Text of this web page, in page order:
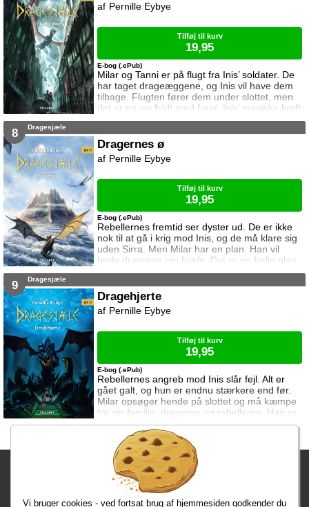
Milar og Tanni er på flugt fra Inis’ soldater. De
har taget drageæggene, og Inis vil have dem
tilbage. Flugten fører dem under slottet, men
det er en vej fyldt med farer. Inis’ magiske kraft
kan koste dem livet, og én må ofre alt.
E-bog (.ePub)
Pernille Eybye
Tilføj til kurv
19,95
8 Dragesjæle
Dragernes ø
Rebellernes fremtid ser dyster ud. De er ikke
nok til at gå i krig mod Inis, og de må klare sig
uden Sirra. Men Milar har en plan. Han vil
bede dragerne om hjælp. Det er en farlig plan,
for dragerne stoler ikke på mennesker.
E-bog (.ePub)
Pernille Eybye
Tilføj til kurv
19,95
9 Dragesjæle
Dragehjerte
Rebellernes angreb mod Inis slår fejl. Alt er
gået galt, og hun er endnu stærkere end før.
Milar opsøger hende på slottet og må kæmpe
for sin familie, dragerne og rebellerne. Han er
på egen hånd, men han vil ikke give op.
E-bog (.ePub)
Pernille Eybye
Tilføj til kurv
19,95
Fragtgebyret er DKK 59,95 • Fragtgebyret bortfalder ved køb over
DKK 299,00
Vi bruger cookies - ved fortsat brug af hjemmesiden godkender du